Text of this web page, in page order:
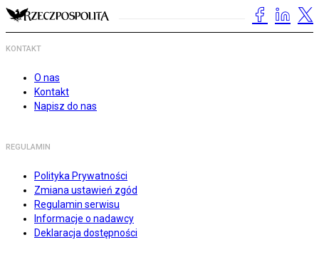
KONTAKT
O nas
Kontakt
Napisz do nas
REGULAMIN
Polityka Prywatności
Zmiana ustawień zgód
Regulamin serwisu
Informacje o nadawcy
Deklaracja dostępności